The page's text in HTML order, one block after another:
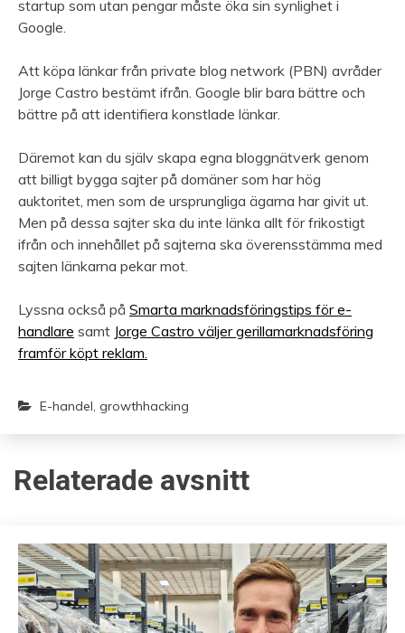
startup som utan pengar måste öka sin synlighet i
Google.
Att köpa länkar från private blog network (PBN) avråder
Jorge Castro bestämt ifrån. Google blir bara bättre och
bättre på att identifiera konstlade länkar.
Däremot kan du själv skapa egna bloggnätverk genom
att billigt bygga sajter på domäner som har hög
auktoritet, men som de ursprungliga ägarna har givit ut.
Men på dessa sajter ska du inte länka allt för frikostigt
ifrån och innehållet på sajterna ska överensstämma med
sajten länkarna pekar mot.
Lyssna också på Smarta marknadsföringstips för e-
handlare samt Jorge Castro väljer gerillamarknadsföring
framför köpt reklam.
E-handel, growthhacking
Relaterade avsnitt